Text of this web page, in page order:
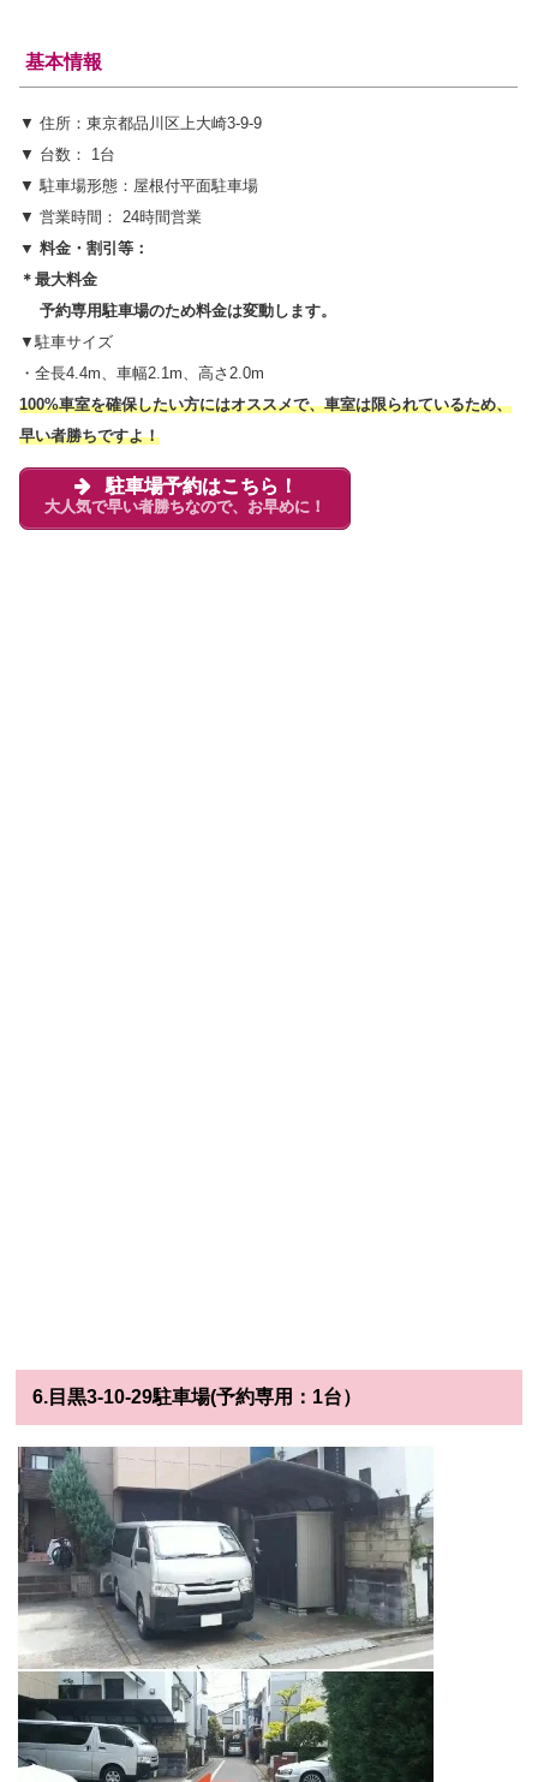
基本情報
▼ 住所：東京都品川区上大崎3-9-9
▼ 台数： 1台
▼ 駐車場形態：屋根付平面駐車場
▼ 営業時間： 24時間営業
▼ 料金・割引等：
＊最大料金
予約専用駐車場のため料金は変動します。
▼駐車サイズ
・全長4.4m、車幅2.1m、高さ2.0m
100%車室を確保したい方にはオススメで、車室は限られているため、
早い者勝ちですよ！
駐車場予約はこちら！
大人気で早い者勝ちなので、お早めに！
6.目黒3-10-29駐車場(予約専用：1台）